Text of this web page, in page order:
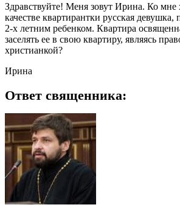
Здравствуйте! Меня зовут Ирина. Ко мне
качестве квартирантки русская
2-х летним ребенком. Квартира
заселять ее в свою квартиру, являясь
христианкой?
Ирина
Ответ священника: